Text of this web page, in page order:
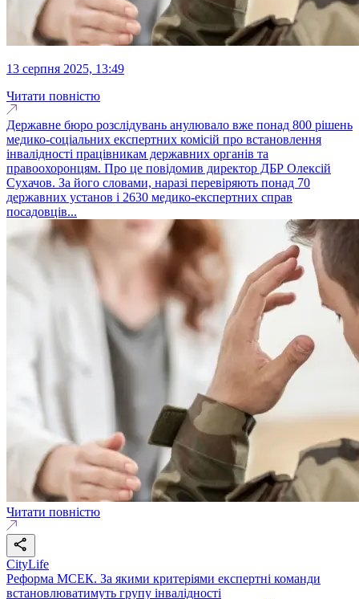
13 серпня 2025, 13:49
Читати повністю
Державне бюро розслідувань анулювало вже понад 800 рішень
медико-соціальних експертних комісій про встановлення
інвалідності працівникам державних органів та
правоохоронцям. Про це повідомив директор ДБР Олексій
Сухачов. За його словами, наразі перевіряють понад 70
державних установ і 2630 медико-експертних справ
посадовців...
Читати повністю
CityLife
Реформа МСЕК. За якими критеріями експертні команди
встановлюватимуть групу інвалідності